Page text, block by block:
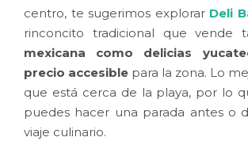
centro, te sugerimos explorar Deli
rinconcito tradicional que vende
mexicana como delicias
precio accesible para la zona. Lo
que está cerca de la playa, por lo
puedes hacer una parada antes o
viaje culinario.